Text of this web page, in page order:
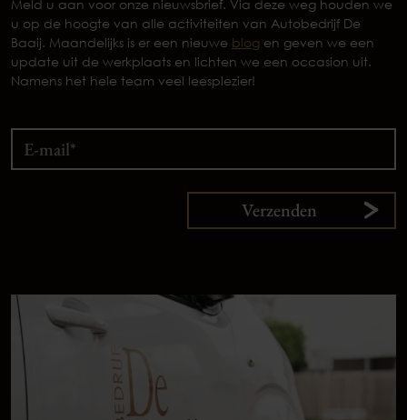
Meld u aan voor onze nieuwsbrief. Via deze weg houden we
u op de hoogte van alle activiteiten van Autobedrijf De
Baaij. Maandelijks is er een nieuwe blog en geven we een
update uit de werkplaats en lichten we een occasion uit.
Namens het hele team veel leesplezier!
Verzenden